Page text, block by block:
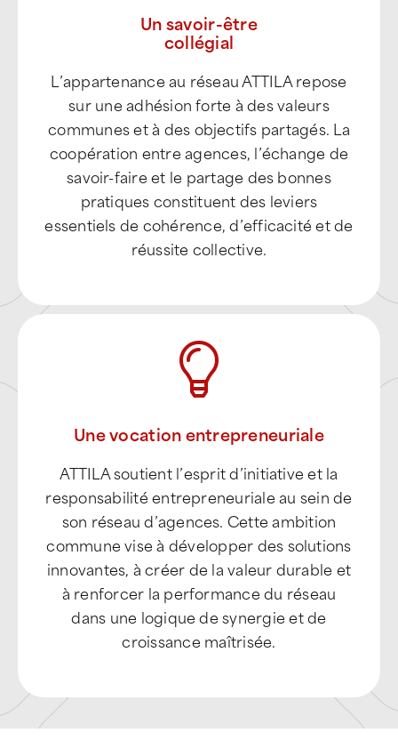
Un savoir-être
collégial
L’appartenance au réseau ATTILA repose
sur une adhésion forte à des valeurs
communes et à des objectifs partagés. La
coopération entre agences, l’échange de
savoir-faire et le partage des bonnes
pratiques constituent des leviers
essentiels de cohérence, d’efficacité et de
Une vocation entrepreneuriale
ATTILA soutient l’esprit d’initiative et la
responsabilité entrepreneuriale au sein de
son réseau d’agences. Cette ambition
commune vise à développer des solutions
innovantes, à créer de la valeur durable et
à renforcer la performance du réseau
dans une logique de synergie et de